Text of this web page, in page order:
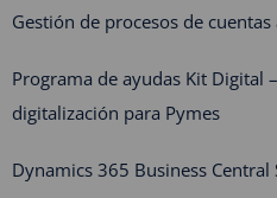
Gestión de procesos de cuentas
Programa de ayudas Kit Digital
digitalización para Pymes
Dynamics 365 Business